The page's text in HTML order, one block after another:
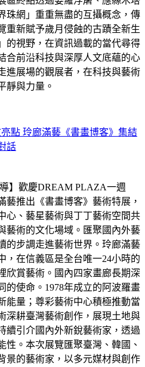
珠網」重重無盡的互攝概念，傳
重新賦予歲月侵蝕的古蹟全新生
的視野，在資訊過載的當代尋得
合前沿科技與深厚人文底蘊的心
進展場的觀展者，在科技與藝術
靜與力量。
點 玲廊滿藝《書畫博客》集結
話
】歡慶DREAM PLAZA一週
藝推出《書畫博客》藝術特展，
心、藝星藝術與丁丁藝術空間共
藝術的文化場域。匯聚國內外藝
的步調走進藝術世界。玲廊滿藝
，在信義區是全台唯一24小時的
欣賞藝術。國內四家畫廊長期深
的使命。1978年成立的阿波羅畫
能量；尊彩藝術中心積極推動當
深耕臺灣藝術創作，展現土地與
續引介國內外新銳藝術家，透過
性。本次展覽匯聚臺灣、韓國、
景的藝術家，以多元媒材與創作